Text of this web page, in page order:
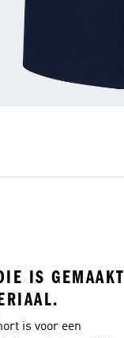
IS GEMAAKT
is voor een